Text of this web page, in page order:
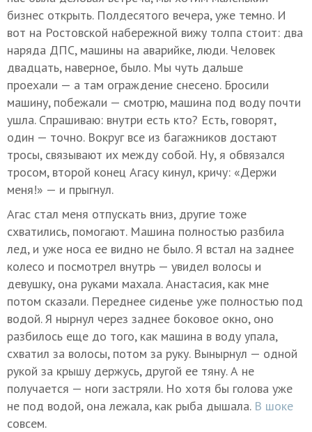
бизнес открыть. Полдесятого вечера, уже темно. И
вот на Ростовской набережной вижу толпа стоит: два
наряда ДПС, машины на аварийке, люди. Человек
двадцать, наверное, было. Мы чуть дальше
проехали — а там ограждение снесено. Бросили
машину, побежали — смотрю, машина под воду почти
ушла. Спрашиваю: внутри есть кто? Есть, говорят,
один — точно. Вокруг все из багажников достают
тросы, связывают их между собой. Ну, я обвязался
тросом, второй конец Агасу кинул, кричу: «Держи
меня!» — и прыгнул.
Агас стал меня отпускать вниз, другие тоже
схватились, помогают. Машина полностью разбила
лед, и уже носа ее видно не было. Я встал на заднее
колесо и посмотрел внутрь — увидел волосы и
девушку, она руками махала. Анастасия, как мне
потом сказали. Переднее сиденье уже полностью под
водой. Я нырнул через заднее боковое окно, оно
разбилось еще до того, как машина в воду упала,
схватил за волосы, потом за руку. Вынырнул — одной
рукой за крышу держусь, другой ее тяну. А не
получается — ноги застряли. Но хотя бы голова уже
не под водой, она лежала, как рыба дышала. В шоке
совсем.